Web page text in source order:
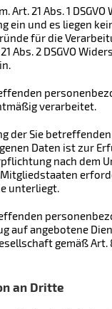
Art. 21 Abs. 1
ein und es liegen
für die
Abs. 2 DSGVO
verarbeitet.
der Sie betreffenden
Daten ist zur
nach dem
unterliegt.
auf angebotene
gemäß Art. 8
an Dritte